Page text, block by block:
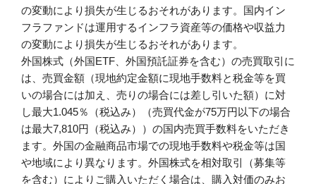
の変動により損失が生じるおそれがあります。国内イン
フラファンドは運用するインフラ資産等の価格や収益力
の変動により損失が生じるおそれがあります。
外国株式（外国ETF、外国預託証券を含む）の売買取引に
は、売買金額（現地約定金額に現地手数料と税金等を買
いの場合には加え、売りの場合には差し引いた額）に対
し最大1.045％（税込み）（売買代金が75万円以下の場合
は最大7,810円（税込み））の国内売買手数料をいただき
ます。外国の金融商品市場での現地手数料や税金等は国
や地域により異なります。外国株式を相対取引（募集等
を含む）によりご購入いただく場合は、購入対価のみお